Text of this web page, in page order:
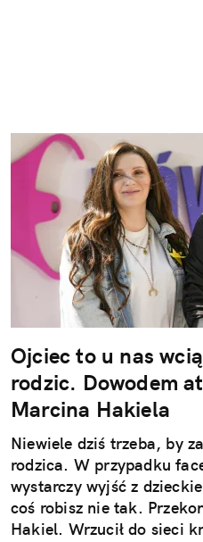
Ojciec to u nas
rodzic. Dowodem
Marcina Hakiela
Niewiele dziś trzeba, by
rodzica. W przypadku
wystarczy wyjść z
coś robisz nie tak.
Hakiel. Wrzucił do sieci